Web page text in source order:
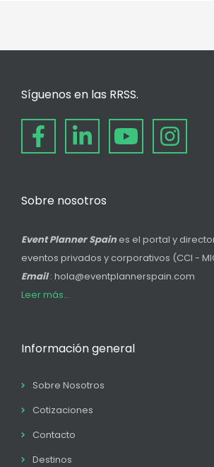
Síguenos en las RRSS.
Sobre nosotros
Event Planner Spain es el portal y
eventos privados y corporativos (CCI -
Email: hola@eventplannerspain.com
Leer más...
Información general
Sobre Nosotros
Cotizaciones
Contacto
Destinos